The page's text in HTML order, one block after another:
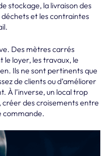
stockage, la livraison des
et les contraintes
Des mètres carrés
loyer, les travaux, le
Ils ne sont pertinents que
de clients ou d’améliorer
À l’inverse, un local trop
des croisements entre
commande.